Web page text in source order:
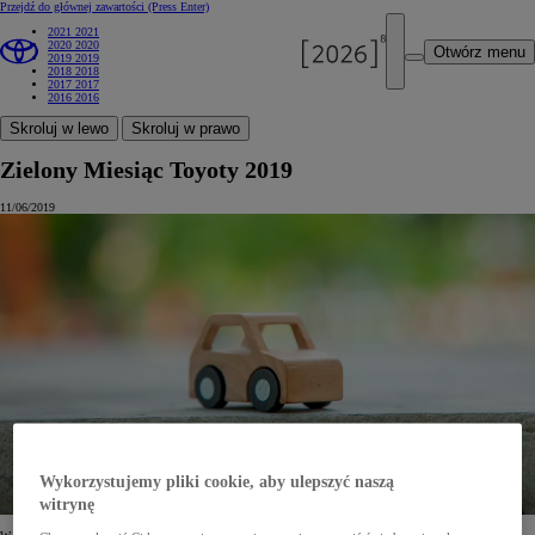
Przejdź do głównej zawartości (Press Enter)
Otwórz menu
2021 2021
2020 2020
2019 2019
2018 2018
2017 2017
2016 2016
Skroluj w lewo Skroluj w prawo
Zielony Miesiąc Toyoty 2019
11/06/2019
Wykorzystujemy pliki cookie, aby ulepszyć naszą
witrynę